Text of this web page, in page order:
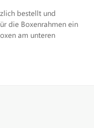
bestellt und
die Boxenrahmen ein
am unteren